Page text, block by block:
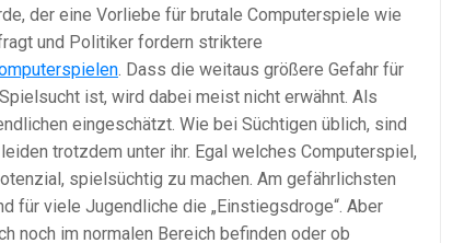
der eine Vorliebe für brutale Computerspiele wie
und Politiker fordern striktere
. Dass die weitaus größere Gefahr für
ist, wird dabei meist nicht erwähnt. Als
eingeschätzt. Wie bei Süchtigen üblich, sind
trotzdem unter ihr. Egal welches Computerspiel,
spielsüchtig zu machen. Am gefährlichsten
für viele Jugendliche die „Einstiegsdroge“. Aber
noch im normalen Bereich befinden oder ob